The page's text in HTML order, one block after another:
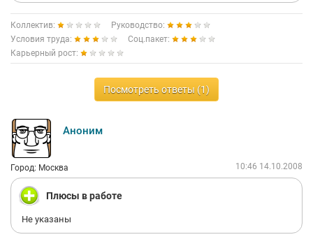
Коллектив:
Руководство:
Условия труда:
Соц.пакет:
Карьерный рост:
Посмотреть ответы (1)
Аноним
Город: Москва 10:46 14.10.2008
Плюсы в работе
Не указаны